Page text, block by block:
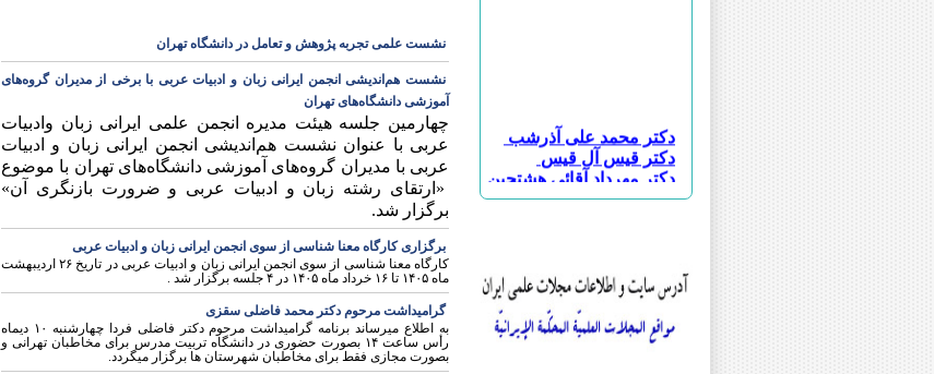
دکتر محمد علی آذرشب
دکتر قیس آل قیس
دکتر مهرداد آقائی هشتجین
دکتر علی اسودی
دکتر بهنوش اصغری
دکتر جواد اصغری
دکتر محمد جعفر اصغری
نشست علمی تجربه پژوهش و تعامل در دانشگاه تهران
نشست هم‌اندیشی انجمن ایرانی زبان و ادبیات عربی با برخی از مدیران گروه‌های
آموزشی دانشگاه‌های تهران
چهارمین جلسه هیئت مدیره انجمن علمی ایرانی زبان وادبیات
عربی با عنوان نشست هم‌اندیشی انجمن ایرانی زبان و ادبیات
عربی با مدیران گروه‌های آموزشی دانشگاه‌های تهران با موضوع
«ارتقای رشته زبان و ادبیات عربی و ضرورت بازنگری آن»
برگزار شد.
برگزاری کارگاه معنا شناسی از سوی انجمن ایرانی زبان و ادبیات عربی
کارگاه معنا شناسی از سوی انجمن ایرانی زبان و ادبیات عربی در تاریخ ۲۶اردیبهشت
ماه ۱۴۰۵ تا ۱۶ خرداد ماه ۱۴۰۵ در ۴ جلسه برگزار شد .
گرامیداشت مرحوم دکتر محمد فاضلی سقزی
به اطلاع میرساند برنامه گرامیداشت مرحوم دکتر فاضلی فردا چهارشنبه ۱۰ دیماه
رأس ساعت۱۴ بصورت حضوری در دانشگاه تربیت مدرس برای مخاطبان تهرانی و
بصورت مجازی فقط برای مخاطبان شهرستان ها برگزار میگردد.